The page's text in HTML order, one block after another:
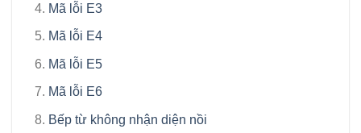
Mã lỗi E3
Mã lỗi E4
Mã lỗi E5
Mã lỗi E6
Bếp từ không nhận diện nồi